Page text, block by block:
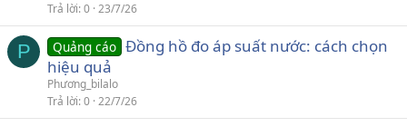
Trả lời 0 23/7/26
P Quảng cáo Đồng hồ đo áp suất nước: cách chọn
hiệu quả
Phương_bilalo
Trả lời 0 22/7/26